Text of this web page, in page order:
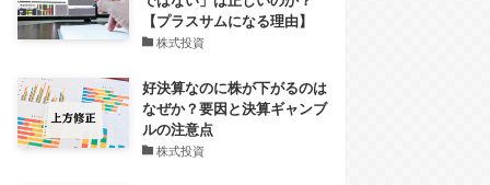
【プラスサムになる理由】
株式投資
好決算なのに株が下がるのは
なぜか？要因と決算ギャンブ
ルの注意点
株式投資